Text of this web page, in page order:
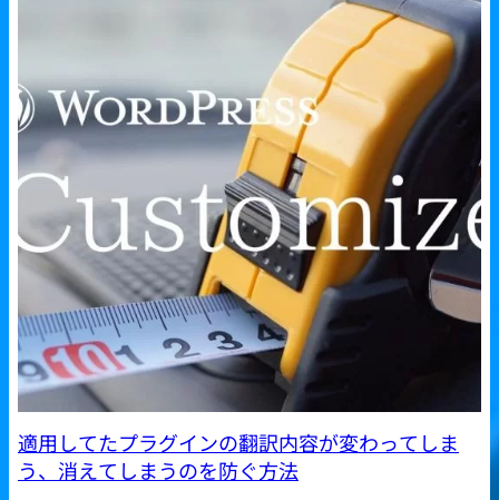
適用してたプラグインの翻訳内容が変わってしま
う、消えてしまうのを防ぐ方法